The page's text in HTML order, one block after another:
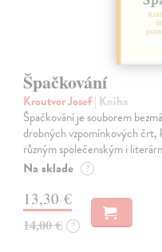
Špačkování
Kroutvor Josef| Kniha
Špačkování je souborem
drobných vzpomínkových
různým společenským i
Na sklade ?
13,30 €
14,00 € ?